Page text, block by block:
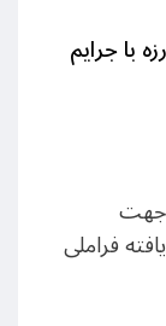
با جرایم
جهت
فراملی